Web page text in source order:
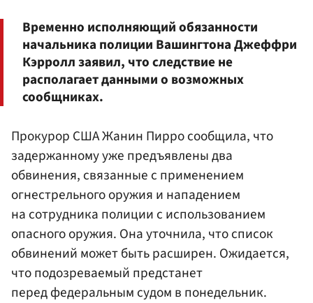
Временно исполняющий обязанности
начальника полиции Вашингтона Джеффри
Кэрролл заявил, что следствие не
располагает данными о возможных
сообщниках.
Прокурор США Жанин Пирро сообщила, что
задержанному уже предъявлены два
обвинения, связанные с применением
огнестрельного оружия и нападением
на сотрудника полиции с использованием
опасного оружия. Она уточнила, что список
обвинений может быть расширен. Ожидается,
что подозреваемый предстанет
перед федеральным судом в понедельник.